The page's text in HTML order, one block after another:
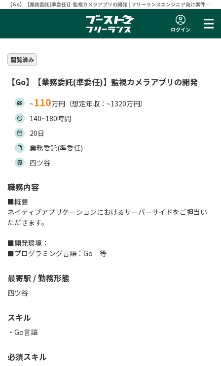
【Go】【業務委託(準委任)】監視カメラアプリの開発 | フリーランスエンジニア向け案件サ
ログイン
閲覧済み
【Go】【業務委託(準委任)】監視カメラアプリの開発
~110万円（想定年収：~1320万円）
140~180時間
20日
業務委託(準委任)
四ツ谷
職務内容
■概要
ネイティブアプリケーションにおけるサーバーサイドをご担当い
ただきます。
■開発環境：
■プログラミング言語：Go 等
最寄駅 / 勤務形態
四ツ谷
スキル
Go言語
必須スキル